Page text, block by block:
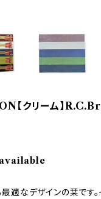
【クリーム】
適なデザインの栞です